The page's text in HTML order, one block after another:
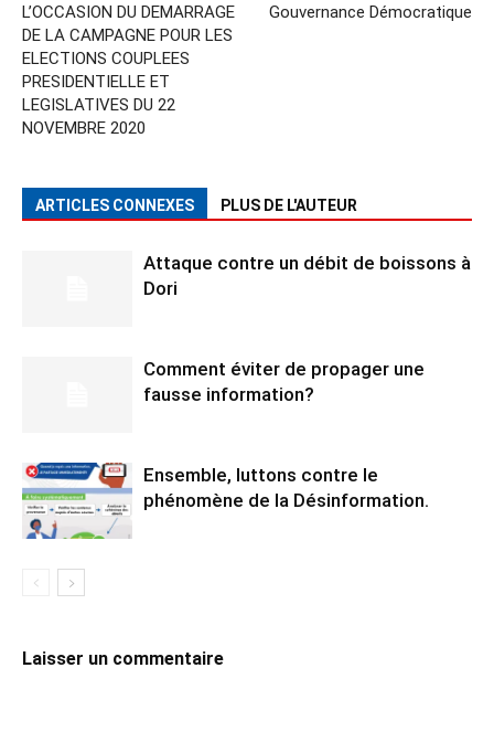
L’OCCASION DU DEMARRAGE
DE LA CAMPAGNE POUR LES
ELECTIONS COUPLEES
PRESIDENTIELLE ET
LEGISLATIVES DU 22
NOVEMBRE 2020
Gouvernance Démocratique
ARTICLES CONNEXES PLUS DE L'AUTEUR
Attaque contre un débit de boissons à
Dori
Comment éviter de propager une
fausse information?
Ensemble, luttons contre le
phénomène de la Désinformation.
Laisser un commentaire